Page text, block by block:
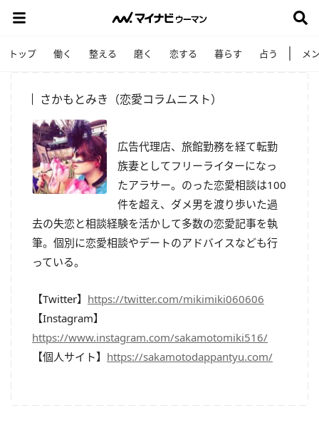
トップ 働く 整える 磨く 恋する 暮らす 占う メ
さかもとみき（恋愛コラムニスト）
広告代理店、旅館勤務を経て転勤
族妻としてフリーライターになっ
たアラサー。のった恋愛相談は100
件を超え、ダメ男を渡り歩いた過
去の失恋と相談経験を活かして多数の恋愛記事を執
筆。個別に恋愛相談やデートのアドバイスなども行
っている。
【Twitter】 https://twitter.com/mikimiki060606
【Instagram】
https://www.instagram.com/sakamotomiki516/
【個人サイト】 https://sakamotodappantyu.com/